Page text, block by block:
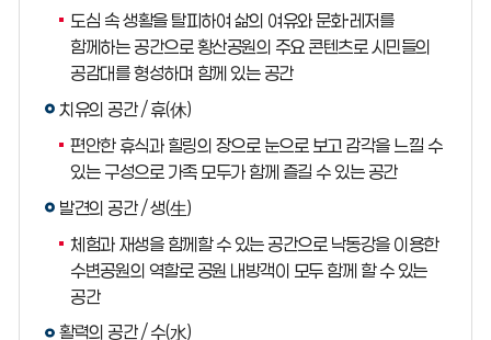
도심 속 생활을 탈피하여 삶의 여유와 문화·레저를
함께하는 공간으로 황산공원의 주요 콘텐츠로 시민들의
공감대를 형성하며 함께 있는 공간
치유의 공간 / 휴(休)
편안한 휴식과 힐링의 장으로 눈으로 보고 감각을 느낄 수
있는 구성으로 가족 모두가 함께 즐길 수 있는 공간
발견의 공간 / 생(生)
체험과 재생을 함께할 수 있는 공간으로 낙동강을 이용한
수변공원의 역할로 공원 내방객이 모두 함께 할 수 있는
공간
활력의 공간 / 수(水)